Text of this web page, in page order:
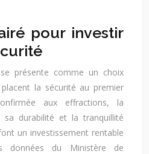
pour investir
présente comme un choix
la sécurité au premier
aux effractions, la
durabilité et la tranquillité
un investissement rentable
données du Ministère de